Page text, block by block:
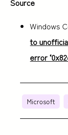
Source
Windows
to
error
Microsoft